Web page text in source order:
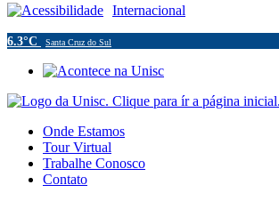
Acessibilidade Internacional
6.3°C Santa Cruz do Sul
Onde Estamos
Tour Virtual
Trabalhe Conosco
Contato